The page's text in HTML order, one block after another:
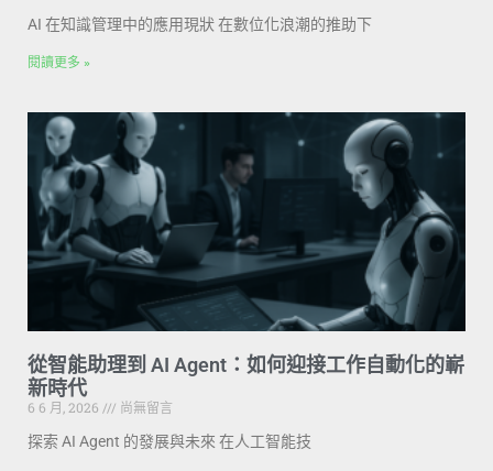
AI 在知識管理中的應用現狀 在數位化浪潮的推助下
閱讀更多 »
從智能助理到 AI Agent：如何迎接工作自動化的嶄
新時代
6 6 月, 2026
尚無留言
探索 AI Agent 的發展與未來 在人工智能技